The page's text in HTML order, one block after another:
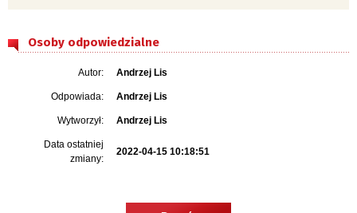
Osoby odpowiedzialne
Autor: Andrzej Lis
Odpowiada: Andrzej Lis
Wytworzył: Andrzej Lis
Data ostatniej
zmiany:
2022-04-15 10:18:51